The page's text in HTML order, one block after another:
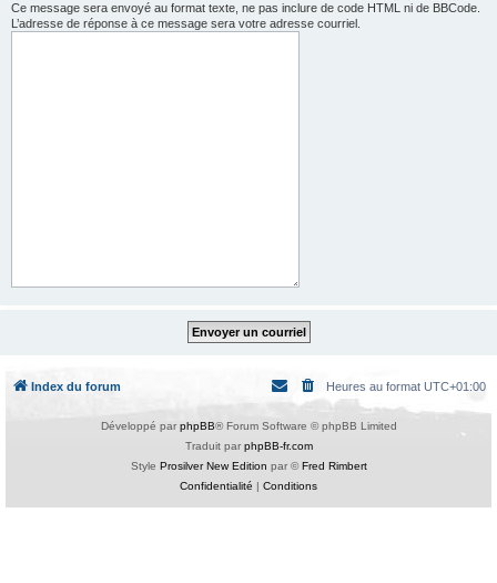
Ce message sera envoyé au format texte, ne pas inclure de code HTML ni de BBCode.
L’adresse de réponse à ce message sera votre adresse courriel.
Index du forum Heures au format UTC+01:00
Développé par phpBB® Forum Software © phpBB Limited
Traduit par phpBB-fr.com
Style Prosilver New Edition par ©Fred Rimbert
Confidentialité | Conditions